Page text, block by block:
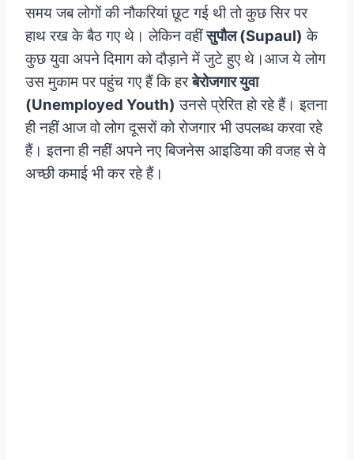
समय जब लोगों की नौकरियां छूट गई थी तो कुछ सिर पर
हाथ रख के बैठ गए थे। लेकिन वहींसुपौल (Supaul) के
कुछ युवा अपने दिमाग को दौड़ाने में जुटे हुए थे।आज ये लोग
उस मुकाम पर पहुंच गए हैं कि हरबेरोजगार युवा
(Unemployed Youth) उनसे प्रेरित हो रहे हैं। इतना
ही नहीं आज वो लोग दूसरों को रोजगार भी उपलब्ध करवा रहे
हैं। इतना ही नहीं अपने नए बिजनेस आइडिया की वजह से वे
अच्छी कमाई भी कर रहे हैं।